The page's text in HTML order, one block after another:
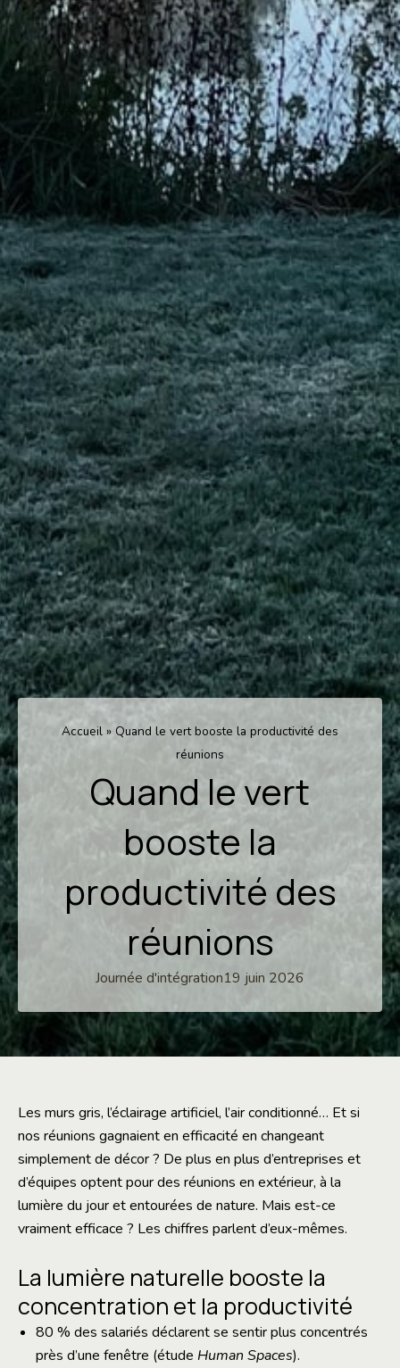
Accueil » Quand le vert booste la productivité des
réunions
Quand le vert
booste la
productivité des
réunions
Journée d'intégration19 juin 2026
Les murs gris, l’éclairage artificiel, l’air conditionné… Et si
nos réunions gagnaient en efficacité en changeant
simplement de décor ? De plus en plus d’entreprises et
d’équipes optent pour des réunions en extérieur, à la
lumière du jour et entourées de nature. Mais est-ce
vraiment efficace ? Les chiffres parlent d’eux-mêmes.
La lumière naturelle booste la
concentration et la productivité
80 % des salariés déclarent se sentir plus concentrés
près d’une fenêtre (étude Human Spaces).